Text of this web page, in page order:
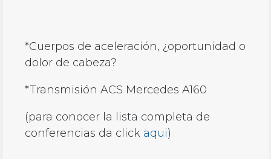
*Cuerpos de aceleración, ¿oportunidad o
dolor de cabeza?
*Transmisión ACS Mercedes A160
(para conocer la lista completa de
conferencias da click aqui)